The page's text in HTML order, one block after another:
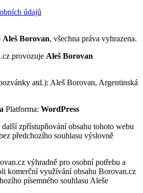
údajů
Aleš Borovan, všechna práva vyhrazena.
provozuje Aleš Borovan
atd.): Aleš Borovan, Argentinská
Platforma: WordPress
zpřístupňování obsahu tohoto webu
předchozího souhlasu výslovně
výhradně pro osobní potřebu a
komerční využívání obsahu Borovan.cz
písemného souhlasu Aleše